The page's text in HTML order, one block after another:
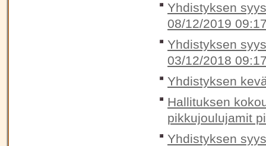
Yhdistyksen
08/12/2019
Yhdistyksen
03/12/2018
Yhdistyksen
Hallituksen
pikkujoulujamit
Yhdistyksen